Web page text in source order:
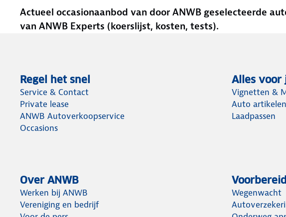
Actueel occasionaanbod van door ANWB geselecteerde
van ANWB Experts (koerslijst, kosten, tests).
Regel het snel
Service & Contact
Private lease
ANWB Autoverkoopservice
Occasions
Alles voor
Vignetten &
Auto artikelen
Laadpassen
Over ANWB
Werken bij ANWB
Vereniging en bedrijf
Wegenwacht